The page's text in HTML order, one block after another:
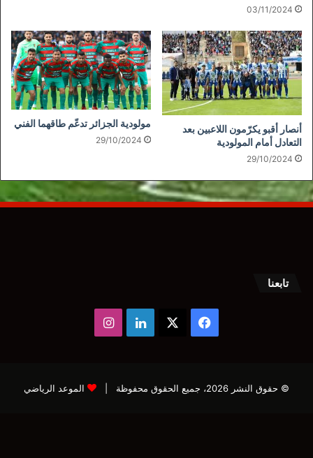
03/11/2024
أنصار أقبو يكرّمون اللاعبين بعد
التعادل أمام المولودية
29/10/2024
مولودية الجزائر تدعّم طاقهما الفني
29/10/2024
تابعنا
فيسبوك لينكدإنانستقرام
© حقوق النشر 2026، جميع الحقوق محفوظة | الموعد الرياضي